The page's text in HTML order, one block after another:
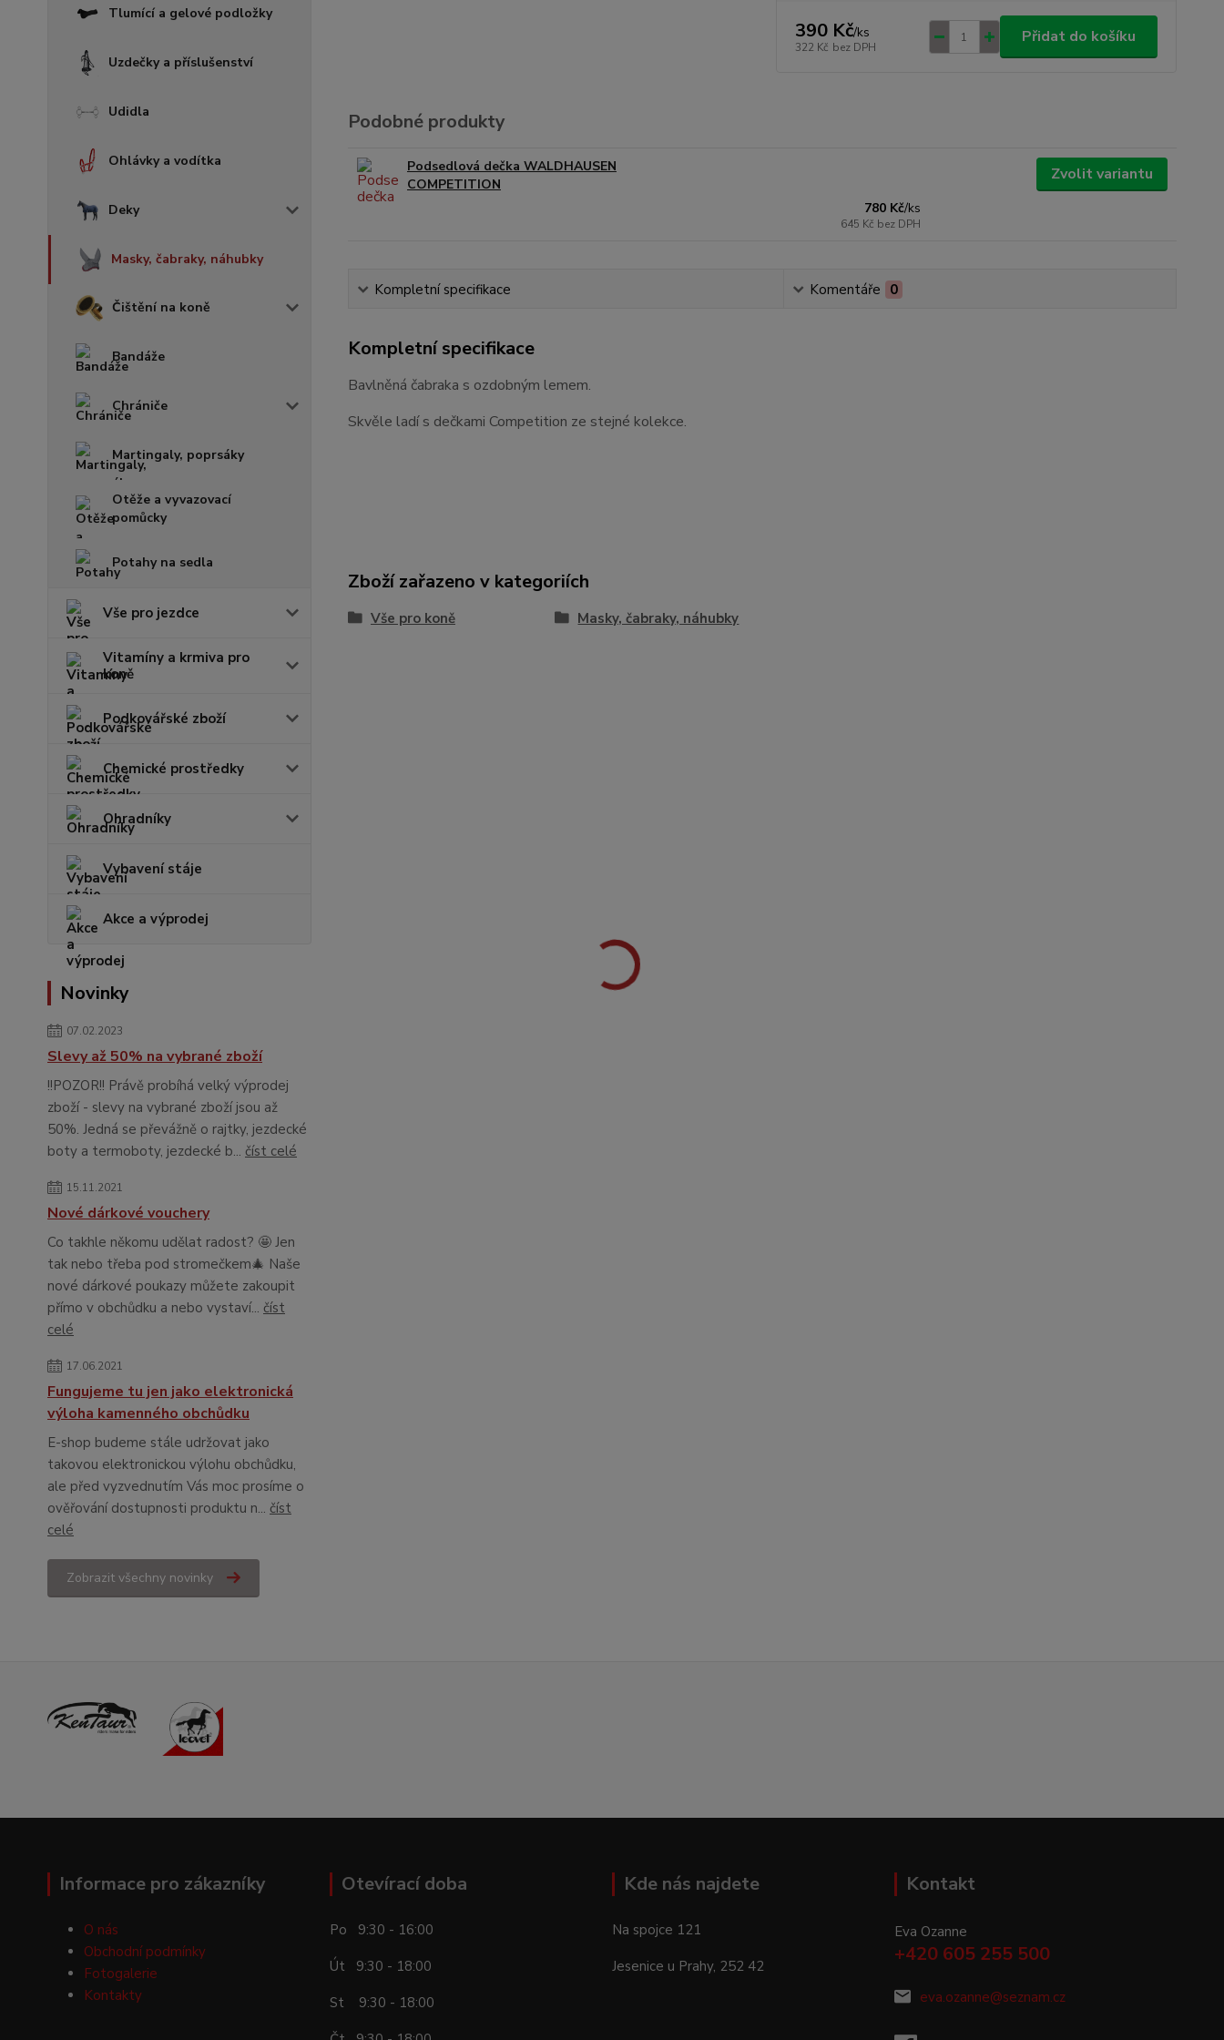
Tlumící a gelové podložky
Uzdečky a příslušenství
Udidla
Ohlávky a vodítka
Deky
Masky, čabraky, náhubky
Čištění na koně
Bandáže
Chrániče
Martingaly, poprsáky
Otěže a vyvazovací
pomůcky
Potahy na sedla
Vše pro jezdce
Vitamíny a krmiva pro
koně
Podkovářské zboží
Chemické prostředky
Ohradníky
Vybavení stáje
Akce a výprodej
Novinky
07.02.2023
Slevy až 50% na vybrané zboží
!!POZOR!! Právě probíhá velký výprodej
zboží - slevy na vybrané zboží jsou až
50%. Jedná se převážně o rajtky, jezdecké
boty a termoboty, jezdecké b... číst celé
15.11.2021
Nové dárkové vouchery
Co takhle někomu udělat radost? 🤩 Jen
tak nebo třeba pod stromečkem🎄 Naše
nové dárkové poukazy můžete zakoupit
přímo v obchůdku a nebo vystaví... číst
celé
17.06.2021
Fungujeme tu jen jako elektronická
výloha kamenného obchůdku
E-shop budeme stále udržovat jako
takovou elektronickou výlohu obchůdku,
ale před vyzvednutím Vás moc prosíme o
ověřování dostupnosti produktu n... číst
celé
Zobrazit všechny novinky
390 Kč/ks
322 Kč bez DPH
Přidat do košíku
Podobné produkty
Podsedlová dečka WALDHAUSEN
COMPETITION
780 Kč/ks
645 Kč bez DPH
Zvolit variantu
Kompletní specifikace Komentáře 0
Kompletní specifikace
Bavlněná čabraka s ozdobným lemem.
Skvěle ladí s dečkami Competition ze stejné kolekce.
Zboží zařazeno v kategoriích
Vše pro koně Masky, čabraky, náhubky
Informace pro zákazníky
O nás
Obchodní podmínky
Fotogalerie
Kontakty
Otevírací doba
Po 9:30 - 16:00
Út 9:30 - 18:00
St 9:30 - 18:00
Kde nás najdete
Na spojce 121
Jesenice u Prahy, 252 42
Kontakt
Eva Ozanne
+420 605 255 500
eva.ozanne@seznam.cz